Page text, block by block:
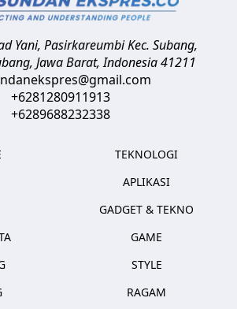
Yani, Pasirkareumbi Kec. Subang,
Jawa Barat,Indonesia41211
+6281280911913
+6289688232338
TEKNOLOGI
APLIKASI
GADGET & TEKNO
GAME
STYLE
RAGAM